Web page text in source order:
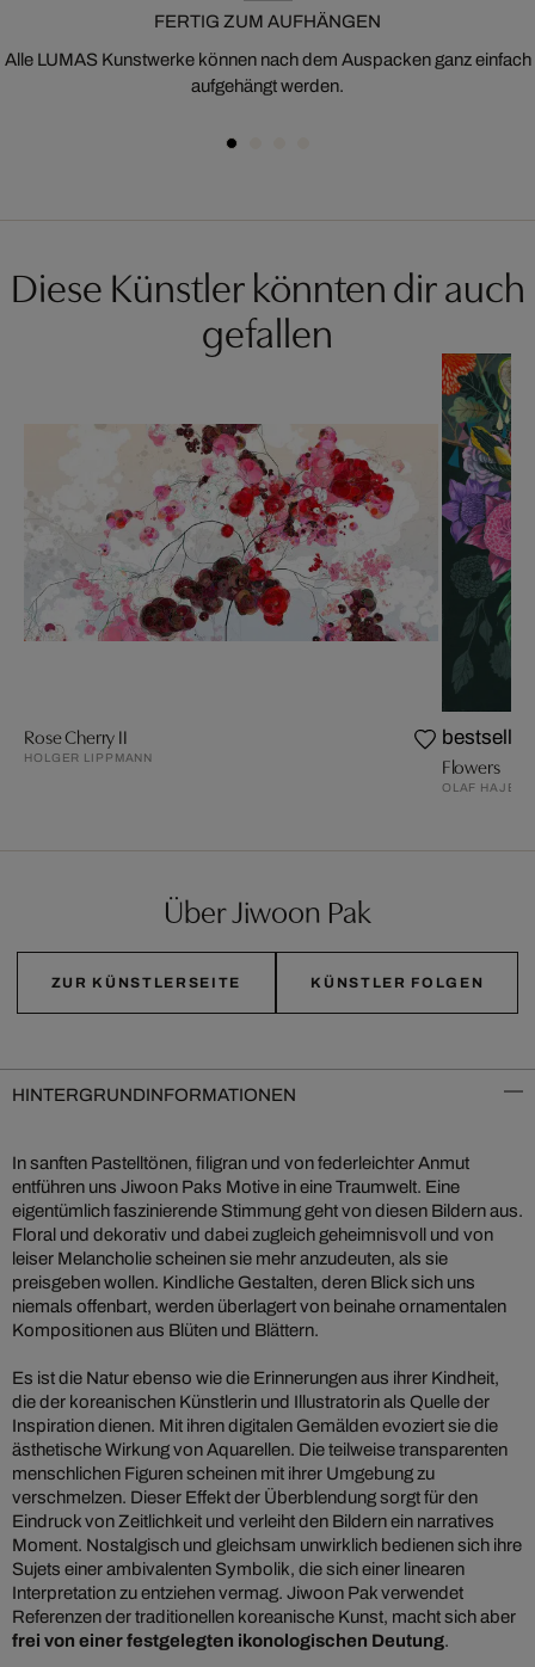
FERTIG ZUM AUFHÄNGEN
Alle LUMAS Kunstwerke können nach dem Auspacken ganz einfach
aufgehängt werden.
Diese Künstler könnten dir auch
gefallen
Rose Cherry II
HOLGER LIPPMANN
bestseller
Flowers
OLAF HAJEK
Über Jiwoon Pak
ZUR KÜNSTLERSEITE KÜNSTLER FOLGEN
HINTERGRUNDINFORMATIONEN
In sanften Pastelltönen, filigran und von federleichter Anmut
entführen uns Jiwoon Paks Motive in eine Traumwelt. Eine
eigentümlich faszinierende Stimmung geht von diesen Bildern aus.
Floral und dekorativ und dabei zugleich geheimnisvoll und von
leiser Melancholie scheinen sie mehr anzudeuten, als sie
preisgeben wollen. Kindliche Gestalten, deren Blick sich uns
niemals offenbart, werden überlagert von beinahe ornamentalen
Kompositionen aus Blüten und Blättern.
Es ist die Natur ebenso wie die Erinnerungen aus ihrer Kindheit,
die der koreanischen Künstlerin und Illustratorin als Quelle der
Inspiration dienen. Mit ihren digitalen Gemälden evoziert sie die
ästhetische Wirkung von Aquarellen. Die teilweise transparenten
menschlichen Figuren scheinen mit ihrer Umgebung zu
verschmelzen. Dieser Effekt der Überblendung sorgt für den
Eindruck von Zeitlichkeit und verleiht den Bildern ein narratives
Moment. Nostalgisch und gleichsam unwirklich bedienen sich ihre
Sujets einer ambivalenten Symbolik, die sich einer linearen
Interpretation zu entziehen vermag. Jiwoon Pak verwendet
Referenzen der traditionellen koreanische Kunst, macht sich aber
frei von einer festgelegten ikonologischen Deutung.